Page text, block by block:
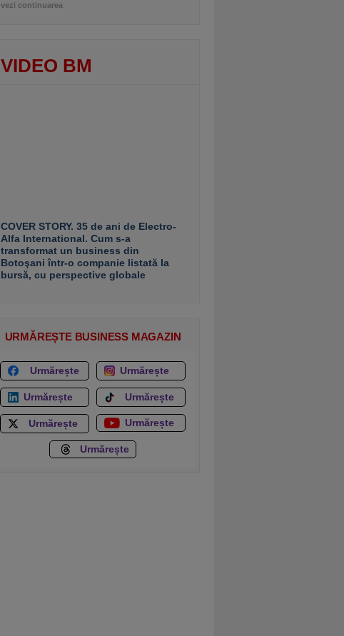
vezi continuarea
VIDEO BM
COVER STORY. 35 de ani de Electro-
Alfa International. Cum s-a
transformat un business din
Botoşani într-o companie listată la
bursă, cu perspective globale
URMĂREȘTE BUSINESS MAGAZIN
Urmărește Urmărește
Urmărește Urmărește
Urmărește Urmărește
Urmărește